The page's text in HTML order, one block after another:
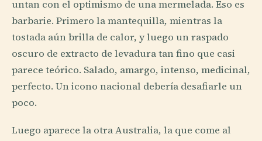
untan con el optimismo de una mermelada. Eso es
barbarie. Primero la mantequilla, mientras la
tostada aún brilla de calor, y luego un raspado
oscuro de extracto de levadura tan fino que casi
parece teórico. Salado, amargo, intenso, medicinal,
perfecto. Un icono nacional debería desafiarle un
poco.
Luego aparece la otra Australia, la que come al